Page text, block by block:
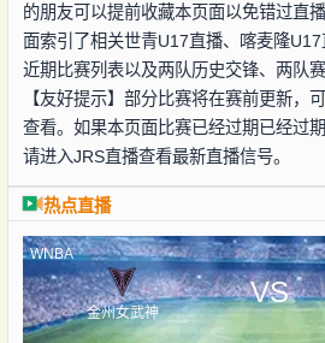
的朋友可以提前收藏本页面以免错过直
面索引了相关世青U17直播、喀麦隆
近期比赛列表以及两队历史交锋、两队赛
【友好提示】部分比赛将在赛前更新，
查看。如果本页面比赛已经过期已经过
请进入JRS直播查看最新直播信号。
热点直播
WNBA
金州女武神
VS